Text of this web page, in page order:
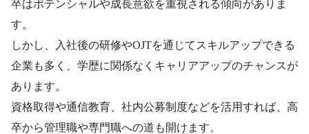
卒はポテンシャルや成長意欲を重視される傾向がありま
す。
しかし、入社後の研修やOJTを通じてスキルアップできる
企業も多く、学歴に関係なくキャリアアップのチャンスが
あります。
資格取得や通信教育、社内公募制度などを活用すれば、高
卒から管理職や専門職への道も開けます。